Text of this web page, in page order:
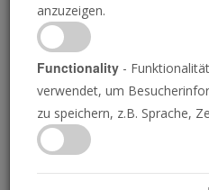
Die
Generation
21.05.2025 • 51 Minuten
Die russische Invasion
und langwierig. Das
anzuzeigen.
Functionality -
verwendet, um
zu speichern, z.B. Sprache,